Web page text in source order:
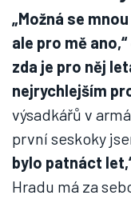
„Možná se
ale pro mě ano,“
zda je pro něj
nejrychlejším
výsadkářů v
první seskoky
bylo patnáct
Hradu má za